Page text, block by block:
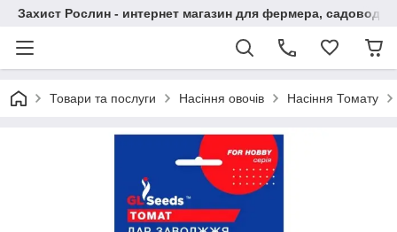
Захист Рослин - интернет магазин для фермера,
Товари та послуги Насіння овочів Насіння Томату